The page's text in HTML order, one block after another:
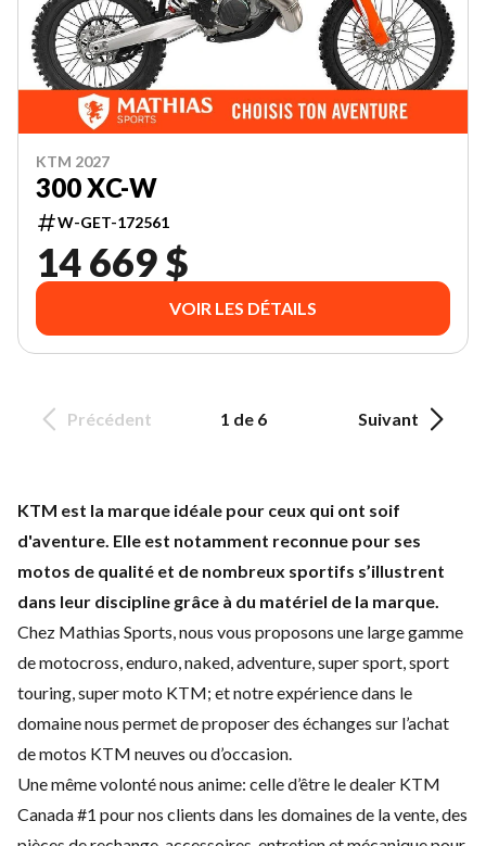
KTM 2027
300 XC-W
W-GET-172561
14 669 $
VOIR LES DÉTAILS
Précédent 1 de 6 Suivant
KTM est la marque idéale pour ceux qui ont soif
d'aventure. Elle est notamment reconnue pour ses
motos de qualité et de nombreux sportifs s’illustrent
dans leur discipline grâce à du matériel de la marque.
Chez Mathias Sports, nous vous proposons une large gamme
de motocross, enduro, naked, adventure, super sport, sport
touring, super moto KTM; et notre expérience dans le
domaine nous permet de proposer des échanges sur l’achat
de motos KTM neuves ou d’occasion.
Une même volonté nous anime: celle d’être le dealer KTM
Canada #1 pour nos clients dans les domaines de la vente, des